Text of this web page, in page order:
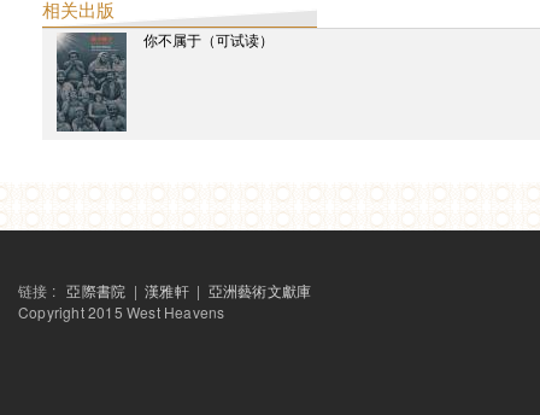
相关出版
你不属于（可试读）
链接 :亞際書院 |漢雅軒 | 亞洲藝術文獻庫
Copyright 2015 West Heavens